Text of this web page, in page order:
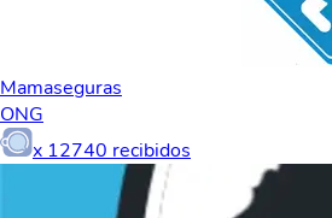
Mamaseguras
ONG
x 12740 recibidos